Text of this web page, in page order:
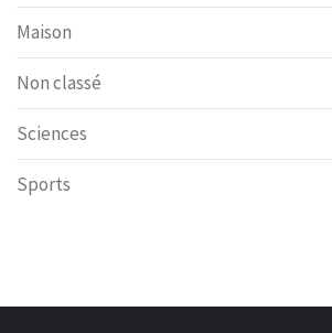
Maison
Non classé
Sciences
Sports